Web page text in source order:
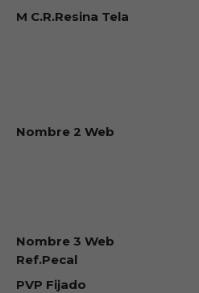
M C.R.Resina Tela
Nombre 2 Web
Nombre 3 Web
Ref.Pecal
PVP Fijado